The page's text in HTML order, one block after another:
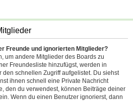
Freunde und ignorierten Mitglieder?
um andere Mitglieder des Boards zu
Freundesliste hinzufügst, werden in
schnellen Zugriff aufgelistet. Du siehst
ihnen schnell eine Private Nachricht
den du verwendest, können Beiträge deiner
Wenn du einen Benutzer ignorierst, dann